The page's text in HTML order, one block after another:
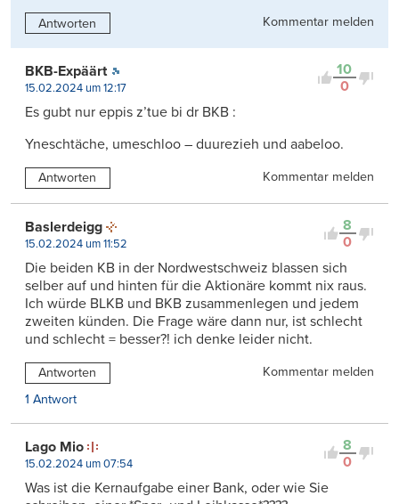
Antworten Kommentar melden
10
0
BKB-Expäärt
15.02.2024 um 12:17
Es gubt nur eppis z’tue bi dr BKB :
Yneschtäche, umeschloo – duurezieh und aabeloo.
Antworten Kommentar melden
8
0
Baslerdeigg
15.02.2024 um 11:52
Die beiden KB in der Nordwestschweiz blassen sich
selber auf und hinten für die Aktionäre kommt nix raus.
Ich würde BLKB und BKB zusammenlegen und jedem
zweiten künden. Die Frage wäre dann nur, ist schlecht
und schlecht = besser?! ich denke leider nicht.
Antworten
Kommentar melden
1 Antwort
8
0
Lago Mio
15.02.2024 um 07:54
Was ist die Kernaufgabe einer Bank, oder wie Sie